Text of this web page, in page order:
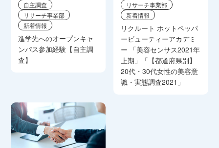
自主調査
リサーチ事業部
新着情報
進学先へのオープンキャ
ンパス参加経験【自主調
査】
リサーチ事業部
新着情報
リクルート ホットペッパ
ービューティーアカデミ
ー 「美容センサス2021年
上期」「【都道府県別】
20代・30代女性の美容意
識・実態調査2021」